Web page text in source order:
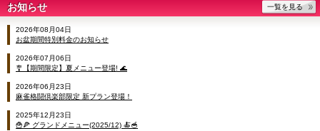
お知らせ 一覧を見る
2026年08月04日
お盆期間特別料金のお知らせ
2026年07月06日
🎐【期間限定】夏メニュー登場! 🌊
2026年06月23日
麻雀格闘倶楽部限定 新プラン登場！
2025年12月23日
🍟🍕 グランドメニュー(2025/12) 🍝🥣